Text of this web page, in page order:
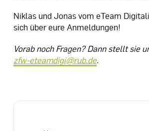
Niklas und Jonas vom eTeam
sich über eure Anmeldungen!
Vorab noch Fragen? Dann stellt sie
zfw-eteamdigi@rub.de.